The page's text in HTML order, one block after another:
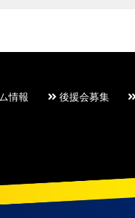
情報 後援会募集